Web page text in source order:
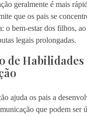
geralmente é mais
que os pais se
o bem-estar dos filhos,
legais prolongadas.
de Habilidades
ajuda os pais a
que podem ser